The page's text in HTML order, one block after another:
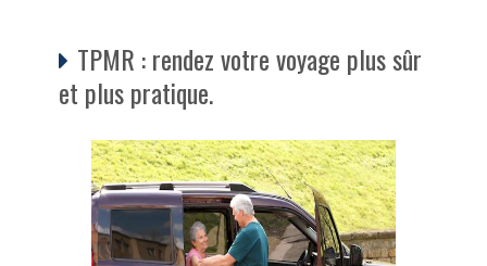
TPMR : rendez votre voyage plus sûr
et plus pratique.